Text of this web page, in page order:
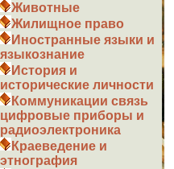
Животные
Жилищное право
Иностранные языки и
языкознание
История и
исторические личности
Коммуникации связь
цифровые приборы и
радиоэлектроника
Краеведение и
этнография